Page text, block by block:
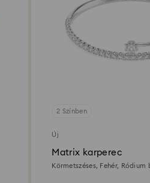
2 Színben
Új
Matrix karperec
Körmetszéses, Fehér, Ródium